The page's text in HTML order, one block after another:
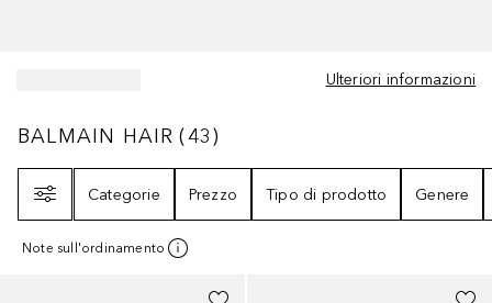
Ulteriori informazioni
BALMAIN HAIR43
BALMAIN HAIR (43)
Categorie
Prezzo Tipo di prodotto Genere
Note sull'ordinamento